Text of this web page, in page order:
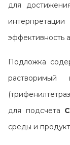
для
эффективность
Подложка
для подсчета
среды и